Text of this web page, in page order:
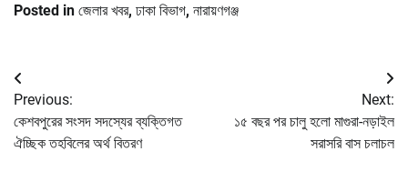
Posted in জেলার খবর, ঢাকা বিভাগ, নারায়ণগঞ্জ
Post
navigation
Previous:
কেশবপুরের সংসদ সদস্যের ব্যক্তিগত
ঐচ্ছিক তহবিলের অর্থ বিতরণ
Next:
১৫ বছর পর চালু হলো মাগুরা-নড়াইল
সরাসরি বাস চলাচল